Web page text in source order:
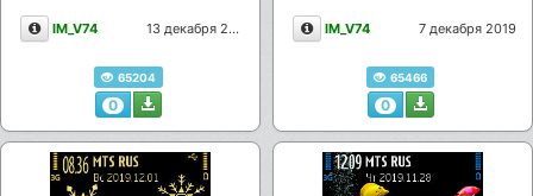
Описание
IM_V74 13 декабря 2019
65204
0
Описание
IM_V74 7 декабря 2019
65466
0